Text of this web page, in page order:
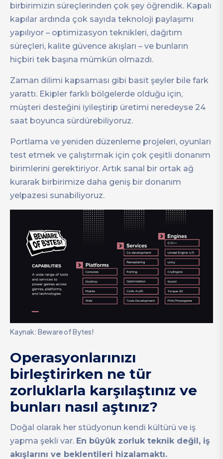
birbirimizin süreçlerinden çok şey öğrendik. Kapalı
kapılar ardında çok sayıda teknoloji paylaşımı
yapılıyor – optimizasyon teknikleri, dağıtım
süreçleri, kalite güvence akışları – ve bunların
hiçbiri tek başına mümkün olmazdı.
Zaman dilimi kapsaması gibi basit şeyler bile fark
yarattı. Ekipler farklı bölgelerde olduğu için,
müşteri desteğini iyileştirip üretimi neredeyse 24
saat boyunca sürdürebiliyoruz.
Portlama ve yeniden düzenleme projeleri, oyunları
test etmek ve çalıştırmak için çok çeşitli donanım
birimlerini gerektiriyor. Artık sanal bir ortak ağ
kurarak birbirimize daha geniş bir donanım
yelpazesi sunabiliyoruz.
Kaynak: Beware of Bytes!
Operasyonlarınızı
birleştirirken ne tür
zorluklarla karşılaştınız ve
bunları nasıl aştınız?
Doğal olarak her stüdyonun kendi kültürü ve iş
yapma şekli var. En büyük zorluk teknik değil, iş
akışlarını ve beklentileri hizalamaktı.